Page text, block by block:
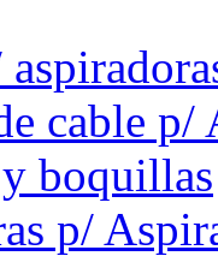
cable p/
boquillas
p/